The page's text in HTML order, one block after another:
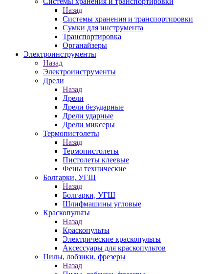
Назад
Системы хранения и транспортировки
Сумки для инструмента
Транспортировка
Органайзеры
Электроинструменты
Назад
Электроинструменты
Дрели
Назад
Дрели
Дрели безударные
Дрели ударные
Дрели миксеры
Термопистолеты
Назад
Термопистолеты
Пистолеты клеевые
Фены технические
Болгарки, УГШ
Назад
Болгарки, УГШ
Шлифмашины угловые
Краскопульты
Назад
Краскопульты
Электрические краскопульты
Аксессуары для краскопультов
Пилы, лобзики, фрезеры
Назад